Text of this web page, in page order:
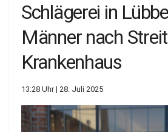
Schlägerei in
Männer nach
Krankenhaus
13:28 Uhr | 28. Juli 2025